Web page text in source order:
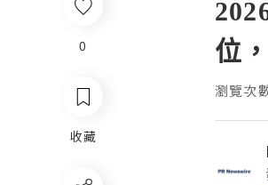
位
瀏覽次
0
收藏